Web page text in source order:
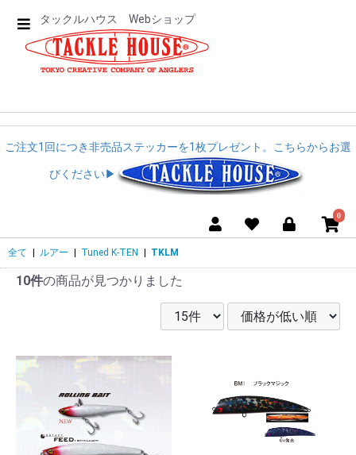
タックルハウス Webショップ
ご注文1回につき非売品ステッカーを1枚プレゼント。こちらからお選
びください▶︎︎
0
全て ルアー Tuned K-TEN TKLM
10件の商品が見つかりました